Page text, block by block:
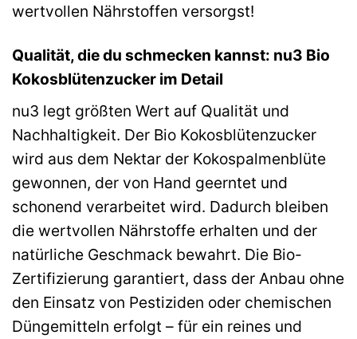
wertvollen Nährstoffen versorgst!
Qualität, die du schmecken kannst: nu3 Bio
Kokosblütenzucker im Detail
nu3 legt größten Wert auf Qualität und
Nachhaltigkeit. Der Bio Kokosblütenzucker
wird aus dem Nektar der Kokospalmenblüte
gewonnen, der von Hand geerntet und
schonend verarbeitet wird. Dadurch bleiben
die wertvollen Nährstoffe erhalten und der
natürliche Geschmack bewahrt. Die Bio-
Zertifizierung garantiert, dass der Anbau ohne
den Einsatz von Pestiziden oder chemischen
Düngemitteln erfolgt – für ein reines und